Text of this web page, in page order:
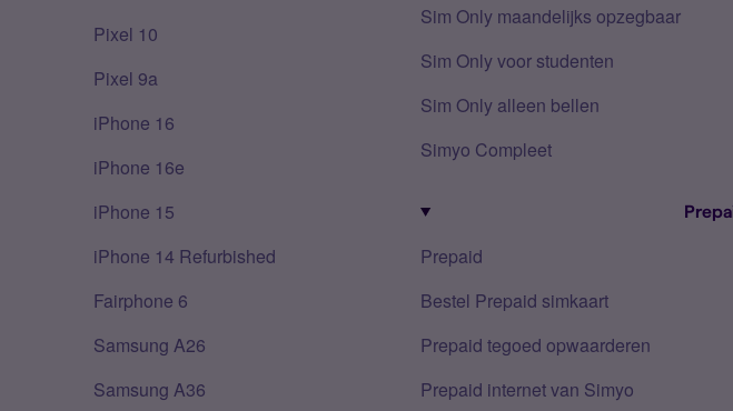
Pixel 10
Pixel 9a
iPhone 16
iPhone 16e
iPhone 15
iPhone 14 Refurbished
Fairphone 6
Samsung A26
Samsung A36
Sim Only maandelijks opzegbaar
Sim Only voor studenten
Sim Only alleen bellen
Simyo Compleet
Prepaid
Bestel Prepaid simkaart
Prepaid tegoed opwaarderen
Prepaid internet van Simyo